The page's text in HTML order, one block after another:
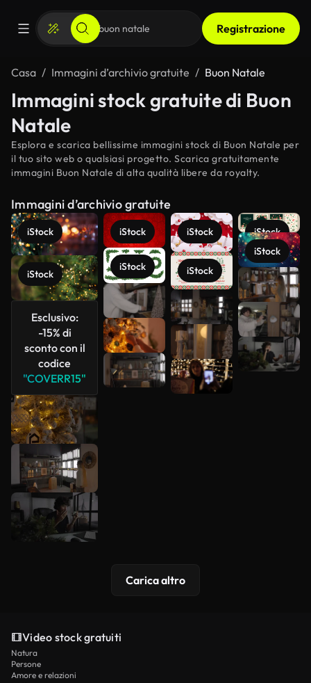
Registrazione
Casa Immagini d’archivio gratuite Buon Natale
Immagini stock gratuite di Buon
Natale
Esplora e scarica bellissime immagini stock di Buon Natale per
il tuo sito web o qualsiasi progetto. Scarica gratuitamente
immagini Buon Natale di alta qualità libere da royalty.
Immagini d’archivio gratuite
iStock
iStock
Esclusivo:
-15% di
sconto con il
codice
"COVERR15"
iStock
iStock
iStock
iStock
iStock
iStock
Scopri di
più
Carica altro
Video stock gratuiti
Natura
Persone
Amore e relazioni